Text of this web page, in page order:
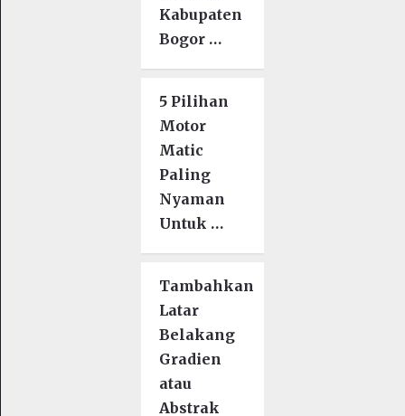
Kabupaten
Bogor …
5 Pilihan
Motor
Matic
Paling
Nyaman
Untuk …
Tambahkan
Latar
Belakang
Gradien
atau
Abstrak